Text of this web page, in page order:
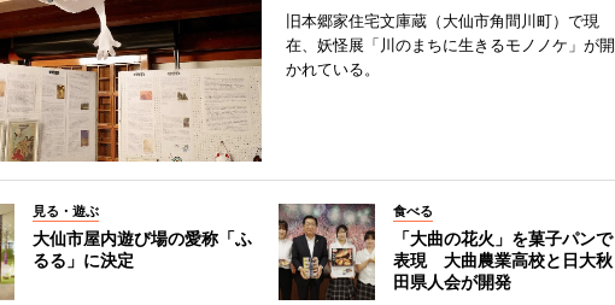
旧本郷家住宅文庫蔵（大仙市角間川町）で現
在、妖怪展「川のまちに生きるモノノケ」が開
かれている。
見る・遊ぶ
大仙市屋内遊び場の愛称「ふ
るる」に決定
食べる
「大曲の花火」を菓子パンで
表現 大曲農業高校と日大秋
田県人会が開発